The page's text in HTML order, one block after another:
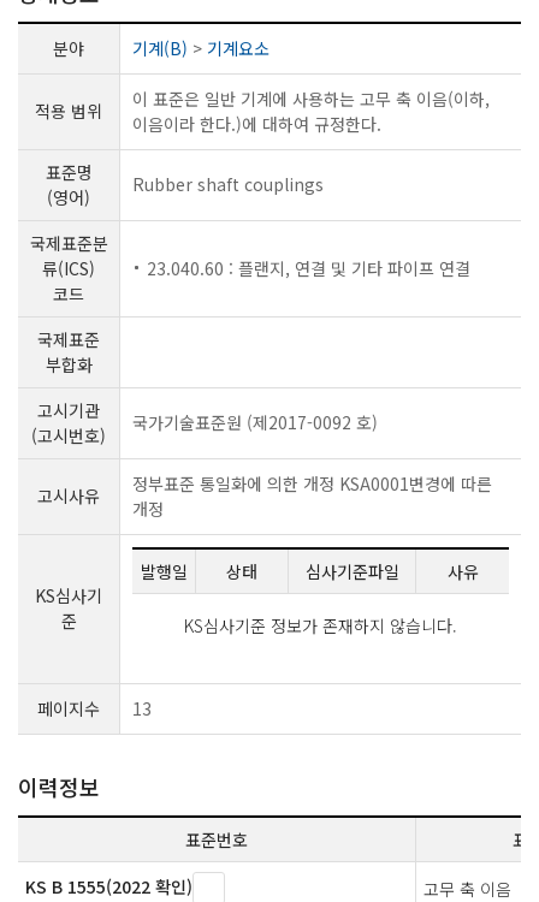
분야 기계(B) > 기계요소
적용 범위
이 표준은 일반 기계에 사용하는 고무 축 이음(이하,
이음이라 한다.)에 대하여 규정한다.
표준명
(영어)
Rubber shaft couplings
국제표준분
류(ICS)
코드
23.040.60 : 플랜지, 연결 및 기타 파이프 연결
국제표준
부합화
고시기관
(고시번호)
국가기술표준원 (제2017-0092 호)
고시사유
정부표준 통일화에 의한 개정 KSA0001변경에 따른
개정
KS심사기
준
발행일 상태 심사기준파일 사유
KS심사기준 정보가 존재하지 않습니다.
페이지수 13
이력정보
표준번호
표
KS B 1555(2022 확인)
고무 축 이음